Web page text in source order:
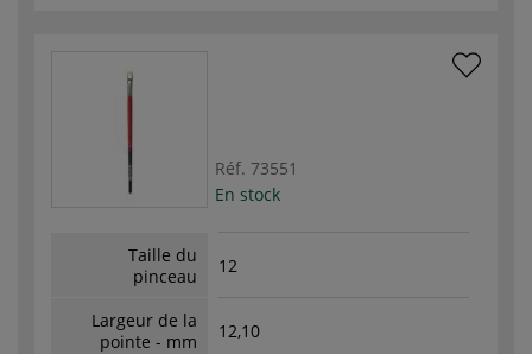
Réf. 73551
En stock
Taille du
pinceau
12
Largeur de la
pointe - mm
12,10